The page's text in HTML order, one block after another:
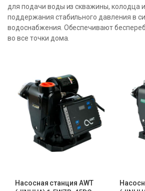
для подачи воды из скважины, колодца
поддержания стабильного давления в
водоснабжения. Обеспечивают
во все точки дома.
Насосная станция AWT